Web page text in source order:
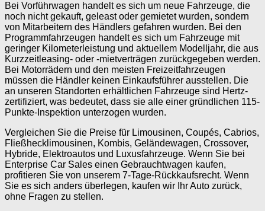
Bei Vorführwagen handelt es sich um neue Fahrzeuge, die
noch nicht gekauft, geleast oder gemietet wurden, sondern
von Mitarbeitern des Händlers gefahren wurden. Bei den
Programmfahrzeugen handelt es sich um Fahrzeuge mit
geringer Kilometerleistung und aktuellem Modelljahr, die aus
Kurzzeitleasing- oder -mietverträgen zurückgegeben werden.
Bei Motorrädern und den meisten Freizeitfahrzeugen
müssen die Händler keinen Einkaufsführer ausstellen. Die
an unseren Standorten erhältlichen Fahrzeuge sind Hertz-
zertifiziert, was bedeutet, dass sie alle einer gründlichen 115-
Punkte-Inspektion unterzogen wurden.
Vergleichen Sie die Preise für Limousinen, Coupés, Cabrios,
Fließhecklimousinen, Kombis, Geländewagen, Crossover,
Hybride, Elektroautos und Luxusfahrzeuge. Wenn Sie bei
Enterprise Car Sales einen Gebrauchtwagen kaufen,
profitieren Sie von unserem 7-Tage-Rückkaufsrecht. Wenn
Sie es sich anders überlegen, kaufen wir Ihr Auto zurück,
ohne Fragen zu stellen.